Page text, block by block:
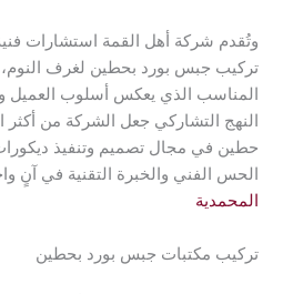
وتُقدم شركة أهل القمة استشارات
تركيب جبس بورد بحطين لغرف النوم،
المناسب الذي يعكس أسلوب العميل
النهج التشاركي جعل الشركة من
حطين في مجال تصميم وتنفيذ
الحس الفني والخبرة التقنية في آنٍ
المحمدية
تركيب مكتبات جبس بورد بحطين